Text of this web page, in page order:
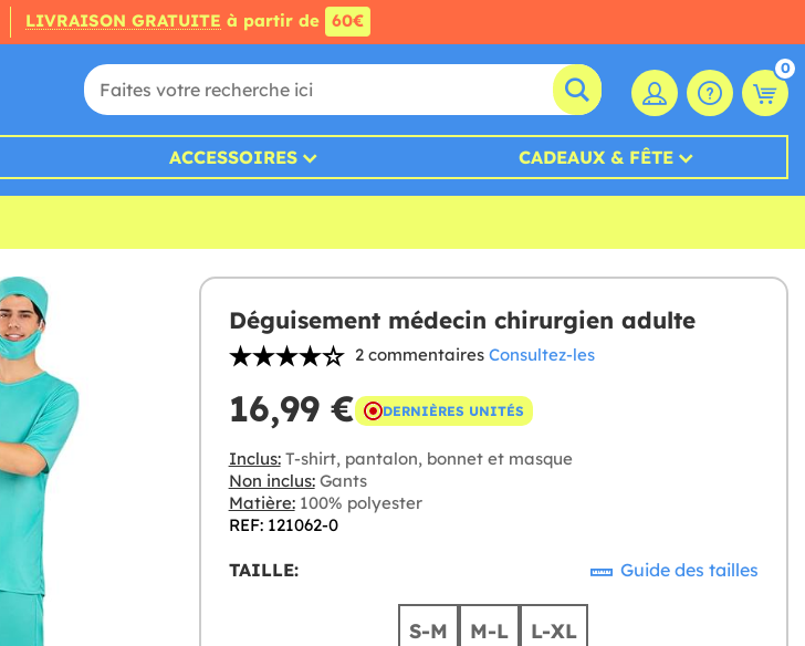
LIVRAISON GRATUITE à partir de 60€
0
ACCESSOIRES CADEAUX & FÊTE
Déguisement médecin chirurgien adulte
2 commentaires Consultez-les
16,99 € DERNIÈRES UNITÉS
Inclus:T-shirt, pantalon, bonnet et masque
Non inclus:Gants
Matière:100% polyester
REF: 121062-0
TAILLE: Guide des tailles
S-M M-L L-XL